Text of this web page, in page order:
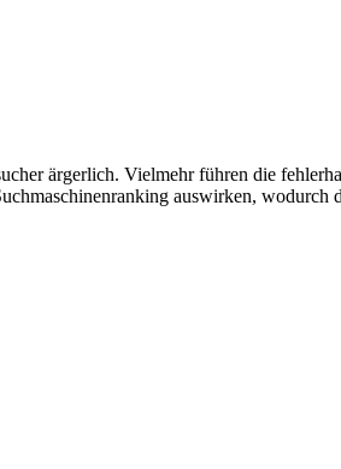
ärgerlich. Vielmehr führen die
auswirken,